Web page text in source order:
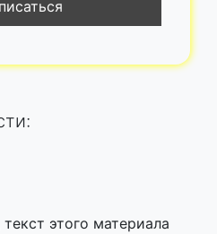
этого материала